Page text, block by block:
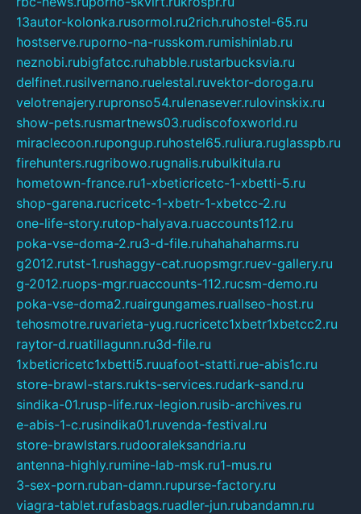
13autor-kolonka.rusormol.ru2rich.ruhostel-65.ru
hostserve.ruporno-na-russkom.rumishinlab.ru
neznobi.rubigfatcc.ruhabble.rustarbucksvia.ru
delfinet.rusilvernano.ruelestal.ruvektor-doroga.ru
velotrenajery.rupronso54.rulenasever.rulovinskix.ru
show-pets.rusmartnews03.rudiscofoxworld.ru
miraclecoon.rupongup.ruhostel65.ruliura.ruglasspb.ru
firehunters.rugribowo.rugnalis.rubulkitula.ru
hometown-france.ru1-xbeticricetc-1-xbetti-5.ru
shop-garena.rucricetc-1-xbetr-1-xbetcc-2.ru
one-life-story.rutop-halyava.ruaccounts112.ru
poka-vse-doma-2.ru3-d-file.ruhahahaharms.ru
g2012.rutst-1.rushaggy-cat.ruopsmgr.ruev-gallery.ru
g-2012.ruops-mgr.ruaccounts-112.rucsm-demo.ru
poka-vse-doma2.ruairgungames.ruallseo-host.ru
tehosmotre.ruvarieta-yug.rucricetc1xbetr1xbetcc2.ru
raytor-d.ruatillagunn.ru3d-file.ru
1xbeticricetc1xbetti5.ruuafoot-statti.rue-abis1c.ru
store-brawl-stars.rukts-services.rudark-sand.ru
sindika-01.rusp-life.rux-legion.rusib-archives.ru
e-abis-1-c.rusindika01.ruvenda-festival.ru
store-brawlstars.rudooraleksandria.ru
antenna-highly.rumine-lab-msk.ru1-mus.ru
3-sex-porn.ruban-damn.rupurse-factory.ru
viagra-tablet.rufasbags.ruadler-jun.rubandamn.ru